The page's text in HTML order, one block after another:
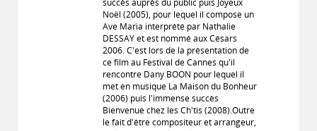
succès auprès du public puis Joyeux
Noël (2005), pour lequel il compose un
Ave Maria interprété par Nathalie
DESSAY et est nommé aux Césars
2006. C'est lors de la présentation de
ce film au Festival de Cannes qu'il
rencontre Dany BOON pour lequel il
met en musique La Maison du Bonheur
(2006) puis l'immense succès
Bienvenue chez les Ch'tis (2008).Outre
le fait d'être compositeur et arrangeur,